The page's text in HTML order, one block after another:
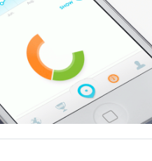
راهنمای ثبت
معرفـــی
حــــریم
ویتریــن
درباره ما بیشتر
اخبار فناوری